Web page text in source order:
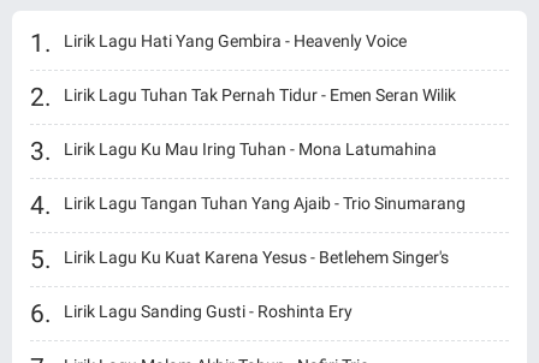
Lirik Lagu Hati Yang Gembira - Heavenly Voice
Lirik Lagu Tuhan Tak Pernah Tidur - Emen Seran Wilik
Lirik Lagu Ku Mau Iring Tuhan - Mona Latumahina
Lirik Lagu Tangan Tuhan Yang Ajaib - Trio Sinumarang
Lirik Lagu Ku Kuat Karena Yesus - Betlehem Singer's
Lirik Lagu Sanding Gusti - Roshinta Ery